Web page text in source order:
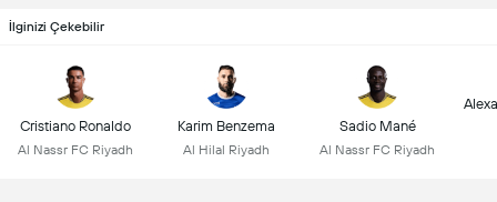
İlginizi Çekebilir
Cristiano Ronaldo
Al Nassr FC Riyadh
Karim Benzema
Al Hilal Riyadh
Sadio Mané
Al Nassr FC Riyadh